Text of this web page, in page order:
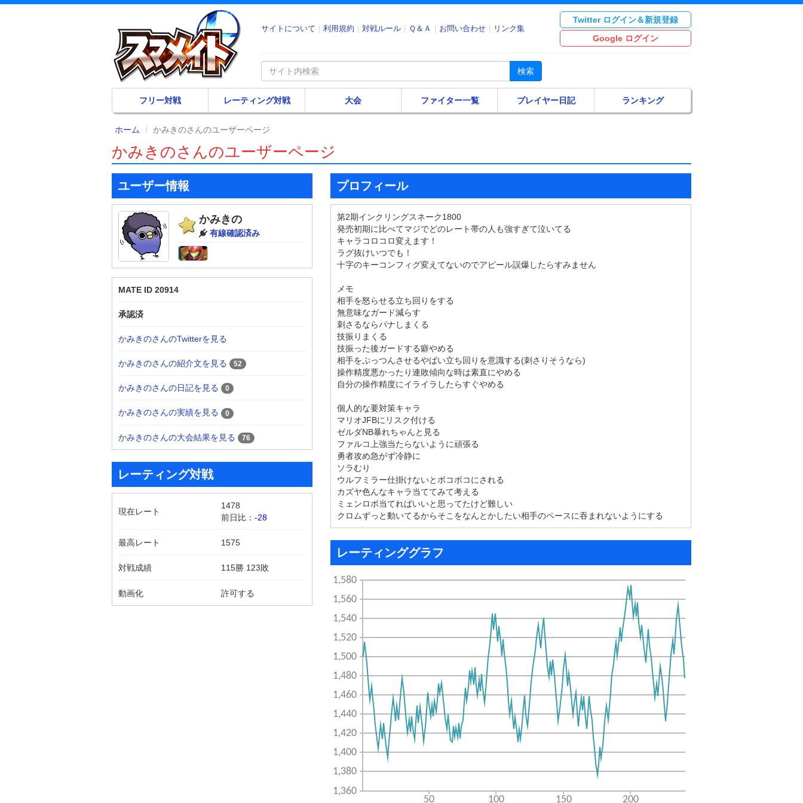
サイトについて 利用規約 対戦ルール Ｑ＆Ａ お問い合わせ リンク集
Twitter ログイン＆新規登録
Google ログイン
検索
フリー対戦 レーティング対戦 大会 ファイター一覧 プレイヤー日記 ランキング
ホーム かみきのさんのユーザーページ
かみきのさんのユーザーページ
ユーザー情報
かみきの
有線確認済み
MATE ID 20914
承認済
かみきのさんのTwitterを見る
かみきのさんの紹介文を見る 52
かみきのさんの日記を見る 0
かみきのさんの実績を見る 0
かみきのさんの大会結果を見る 76
レーティング対戦
現在レート
1478
前日比： -28
最高レート 1575
対戦成績 115勝 123敗
動画化 許可する
プロフィール
第2期インクリングスネーク1800
発売初期に比べてマジでどのレート帯の人も強すぎて泣いてる
キャラコロコロ変えます！
ラグ抜けいつでも！
十字のキーコンフィグ変えてないのでアピール誤爆したらすみません
メモ
相手を怒らせる立ち回りをする
無意味なガード減らす
刺さるならパナしまくる
技振りまくる
技振った後ガードする癖やめる
相手をぷっつんさせるやばい立ち回りを意識する(刺さりそうなら)
操作精度悪かったり連敗傾向な時は素直にやめる
自分の操作精度にイライラしたらすぐやめる
個人的な要対策キャラ
マリオJFBにリスク付ける
ゼルダNB暴れちゃんと見る
ファルコ上強当たらないように頑張る
勇者攻め急がず冷静に
ソラむり
ウルフミラー仕掛けないとボコボコにされる
カズヤ色んなキャラ当ててみて考える
ミェンロボ当てればいいと思ってたけど難しい
クロムずっと動いてるからそこをなんとかしたい相手のペースに吞まれないようにする
レーティンググラフ